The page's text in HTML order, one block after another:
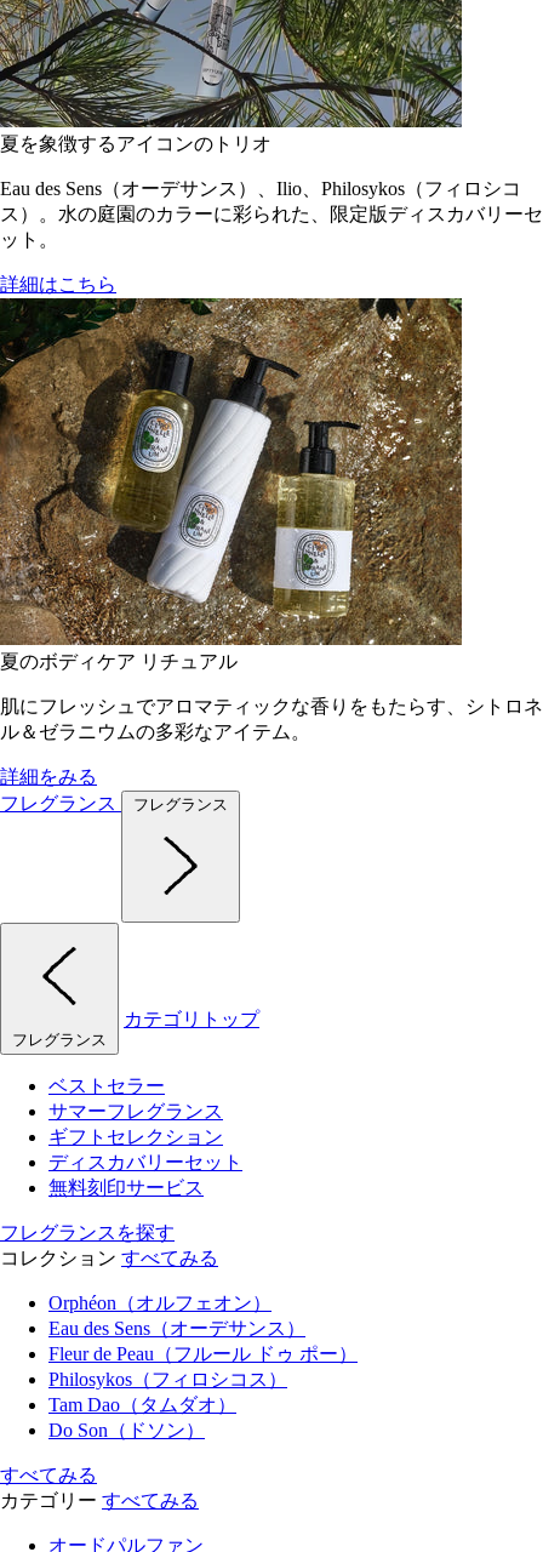
夏を象徴するアイコンのトリオ
Eau des Sens（オーデサンス）、Ilio、Philosykos（フィロシコ
ス）。水の庭園のカラーに彩られた、限定版ディスカバリーセ
ット。
詳細はこちら
夏のボディケア リチュアル
肌にフレッシュでアロマティックな香りをもたらす、シトロネ
ル＆ゼラニウムの多彩なアイテム。
詳細をみる
フレグランス
フレグランス
フレグランス
カテゴリトップ
ベストセラー
サマーフレグランス
ギフトセレクション
ディスカバリーセット
無料刻印サービス
フレグランスを探す
コレクション すべてみる
Orphéon（オルフェオン）
Eau des Sens（オーデサンス）
Fleur de Peau（フルール ドゥ ポー）
Philosykos（フィロシコス）
Tam Dao（タムダオ）
Do Son（ドソン）
すべてみる
カテゴリー すべてみる
オードパルファン